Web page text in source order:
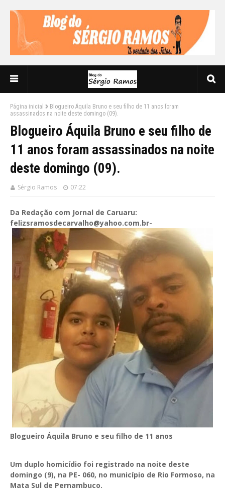
Página inicial
Blogueiro Áquila Bruno e seu filho de 11 anos foram
assassinados na noite deste domingo (09).
Blogueiro Áquila Bruno e seu filho de
11 anos foram assassinados na noite
deste domingo (09).
Sérgio Ramos 07:22
Da Redação com Jornal de Caruaru:
felizsramosdecarvalho@yahoo.com.br-
Blogueiro Áquila Bruno e seu filho de 11 anos
Um duplo homicídio foi registrado na noite deste
domingo (9), na PE- 060, no município de Rio Formoso, na
Mata Sul de Pernambuco.